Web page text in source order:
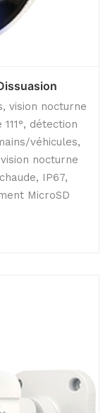
vision nocturne
détection
véhicules,
nocturne
IP67,
MicroSD